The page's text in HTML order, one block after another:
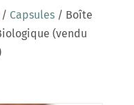
Capsules/ Boîte
(vendu